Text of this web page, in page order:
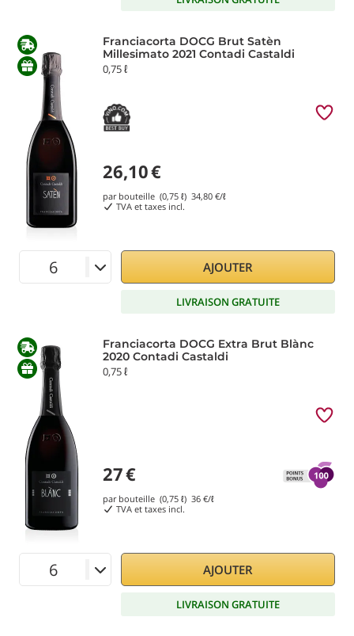
Franciacorta DOCG Brut Satèn
Millesimato 2021 Contadi Castaldi
0,75 ℓ
26,10€
par bouteille (0,75 ℓ) 34,80 €/ℓ
TVA et taxes incl.
AJOUTER
LIVRAISON GRATUITE
Franciacorta DOCG Extra Brut Blànc
2020 Contadi Castaldi
0,75 ℓ
27€
par bouteille (0,75 ℓ) 36 €/ℓ
TVA et taxes incl.
AJOUTER
LIVRAISON GRATUITE